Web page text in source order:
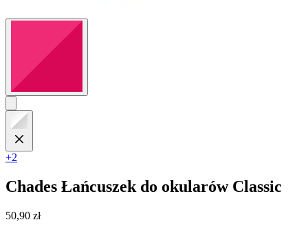
+2
Chades Łańcuszek do okularów Classic
50,90 zł